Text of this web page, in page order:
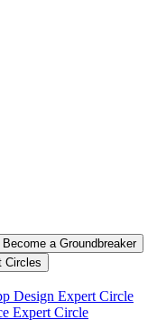
Become a Groundbreaker
Circles
Design Expert Circle
Expert Circle